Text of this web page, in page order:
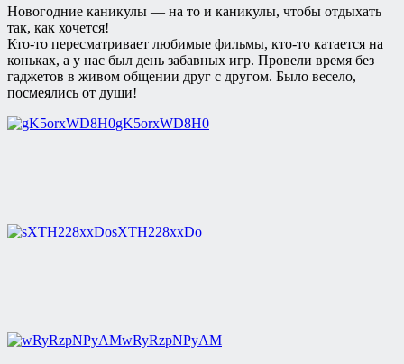
Новогодние каникулы — на то и каникулы, чтобы отдыхать
так, как хочется!
Кто-то пересматривает любимые фильмы, кто-то катается на
коньках, а у нас был день забавных игр. Провели время без
гаджетов в живом общении друг с другом. Было весело,
посмеялись от души!
gK5orxWD8H0
sXTH228xxDo
wRyRzpNPyAM